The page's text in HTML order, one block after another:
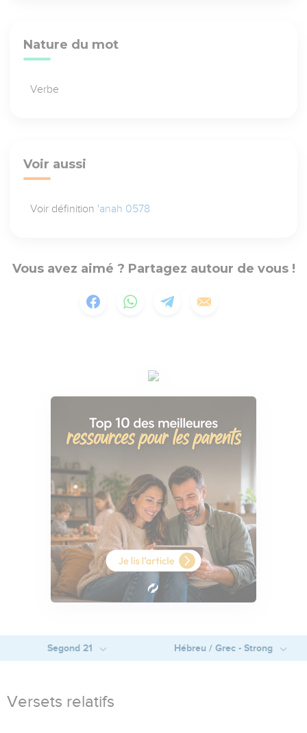
Nature du mot
Verbe
Voir aussi
Voir définition 'anah 0578
Vous avez aimé ? Partagez autour de vous !
Segond 21 Hébreu / Grec - Strong
Versets relatifs